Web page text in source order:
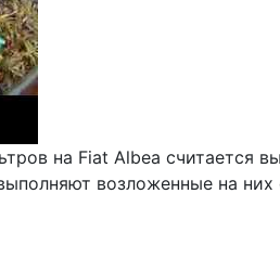
на Fiat Albea считается
возложенные на них